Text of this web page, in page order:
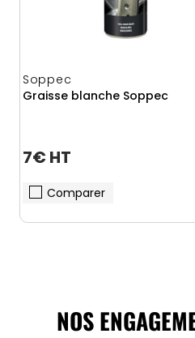
Soppec
Graisse blanche Soppec
7€ HT
Comparer
NOS